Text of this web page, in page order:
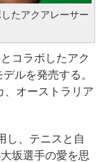
たアクアレーサー
コラボしたアク
ルを発売する。
、オーストラリア
し、テニスと自
坂選手の愛を思